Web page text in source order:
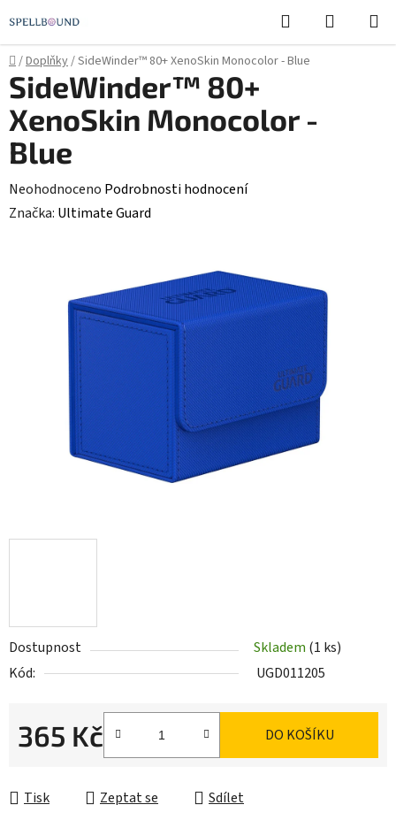
na
obsah
Hledat
KOŠÍK
Domů
/Doplňky/SideWinder™ 80+ XenoSkin Monocolor - Blue
Dostupnost Skladem (1 ks)
Kód:
UGD011205
365 Kč DO KOŠÍKU
Tisk Zeptat se Sdílet
SideWinder™ 80+
XenoSkin Monocolor -
Blue
Průměrné
hodnocení
hvězdiček.
Neohodnoceno Podrobnosti hodnocení
Značka: Ultimate Guard